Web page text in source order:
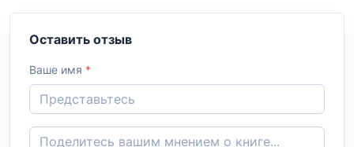
Оставить отзыв
Ваше имя *